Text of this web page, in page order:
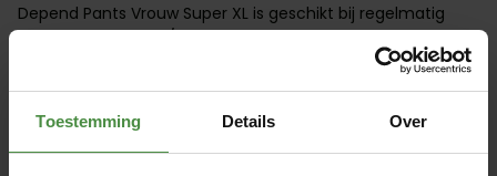
Toestemming Details Over
Depend Pants Vrouw Super XL is geschikt bij regelmatig
verlies van urine en/of kleine hoeveelheden ontlasting....
€ 14,57